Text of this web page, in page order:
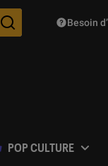
Des suggestions
Besoin
POP CULTURE